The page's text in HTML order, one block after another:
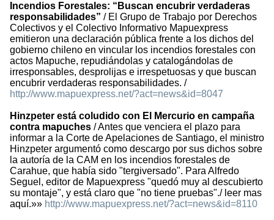
Incendios Forestales: “Buscan encubrir verdaderas
responsabilidades” / El Grupo de Trabajo por Derechos
Colectivos y el Colectivo Informativo Mapuexpress
emitieron una declaración pública frente a los dichos del
gobierno chileno en vincular los incendios forestales con
actos Mapuche, repudiándolas y catalogándolas de
irresponsables, desprolijas e irrespetuosas y que buscan
encubrir verdaderas responsabilidades. /
http://www.mapuexpress.net/?act=news&id=8047
Hinzpeter está coludido con El Mercurio en campaña
contra mapuches / Antes que venciera el plazo para
informar a la Corte de Apelaciones de Santiago, el ministro
Hinzpeter argumentó como descargo por sus dichos sobre
la autoría de la CAM en los incendios forestales de
Carahue, que había sido "tergiversado". Para Alfredo
Seguel, editor de Mapuexpress "quedó muy al descubierto
su montaje", y está claro que "no tiene pruebas"./ leer mas
aquí.»» http://www.mapuexpress.net/?act=news&id=8110